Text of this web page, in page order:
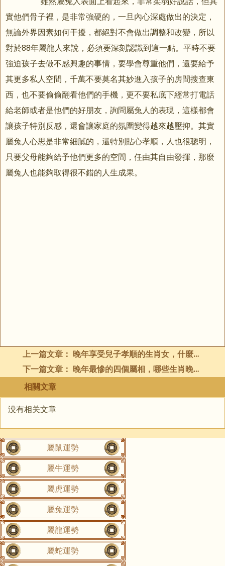
實他們骨子裡，是非常強硬的，一旦內心深處做出的決定，
無論外界因素如何干擾，都絕對不會做出調整和改變，所以
對於88年屬龍人來說，必須要深刻認識到這一點。平時不要
強迫孩子去做不感興趣的事情，要學會尊重他們，還要給予
其更多私人空間，千萬不要莫名其妙進入孩子的房間搜查東
西，也不要偷偷翻看他們的手機，更不要私底下經常打電話
給老師或者是他們的好朋友，詢問屬兔人的表現，這樣都會
讓孩子特別反感，還會讓家庭的氛圍變得越來越壓抑。其實
屬兔人心思是非常細膩的，還特別貼心孝順，人也很聰明，
只要父母能夠給予他們更多的空間，任由其自由發揮，那麼
屬兔人也能夠取得很不錯的人生成果。
上一篇文章： 晚年享受兒子孝順的生肖女，什麼生肖女晚年子女運最好
下一篇文章： 晚年最慘的四個屬相，哪些生肖晚年生活不如意
相關文章
没有相关文章
屬鼠運勢
屬牛運勢
屬虎運勢
屬兔運勢
屬龍運勢
屬蛇運勢